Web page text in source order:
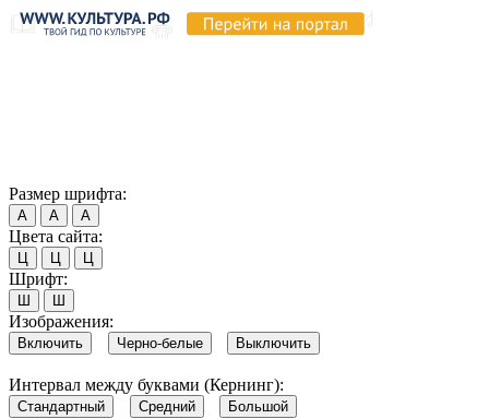
Размер шрифта:
А А А
Цвета сайта:
Ц Ц Ц
Шрифт:
Ш Ш
Изображения:
Включить Черно-белые Выключить
Интервал между буквами (Кернинг):
Стандартный Средний Большой